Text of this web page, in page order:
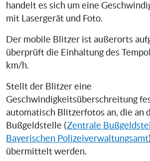
handelt es sich um eine
mit Lasergerät und Foto.
Der mobile Blitzer ist außerorts
überprüft die Einhaltung des
km/h.
Stellt der Blitzer eine
Geschwindigkeitsüberschreitung
automatisch Blitzerfotos an, die an
Bußgeldstelle (Zentrale
Bayerischen Polizeiverwaltungsamt
übermittelt werden.